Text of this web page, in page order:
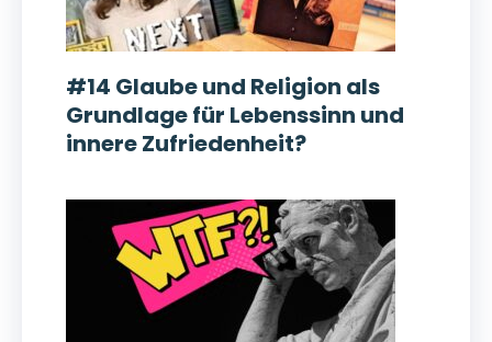
#14 Glaube und Religion als
Grundlage für Lebenssinn und
innere Zufriedenheit?